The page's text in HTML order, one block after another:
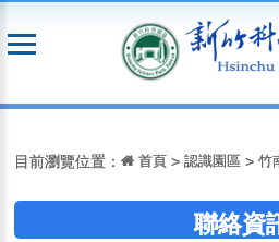
到
目前瀏覽位置： 首頁 >認識園區 >竹
聯絡資